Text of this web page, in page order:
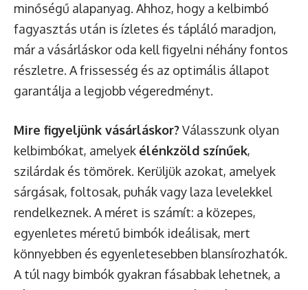
minőségű alapanyag. Ahhoz, hogy a kelbimbó
fagyasztás után is ízletes és tápláló maradjon,
már a vásárláskor oda kell figyelni néhány fontos
részletre. A frissesség és az optimális állapot
garantálja a legjobb végeredményt.
Mire figyeljünk vásárláskor?Válasszunk olyan
kelbimbókat, amelyek élénkzöld színűek,
szilárdak és tömörek. Kerüljük azokat, amelyek
sárgásak, foltosak, puhák vagy laza levelekkel
rendelkeznek. A méret is számít: a közepes,
egyenletes méretű bimbók ideálisak, mert
könnyebben és egyenletesebben blansírozhatók.
A túl nagy bimbók gyakran fásabbak lehetnek, a